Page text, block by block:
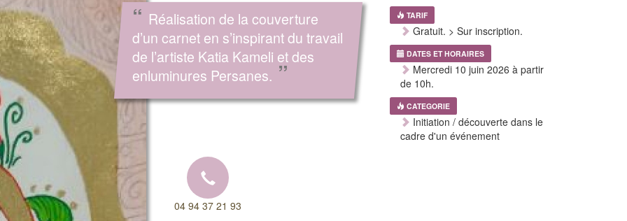
“ Réalisation de la couverture
d’un carnet en s’inspirant du travail
de l’artiste Katia Kameli et des
enluminures Persanes. ”
TARIF
Gratuit. > Sur inscription.
DATES ET HORAIRES
Mercredi 10 juin 2026 à partir
de 10h.
CATEGORIE
Initiation / découverte dans le
cadre d'un événement
04 94 37 21 93